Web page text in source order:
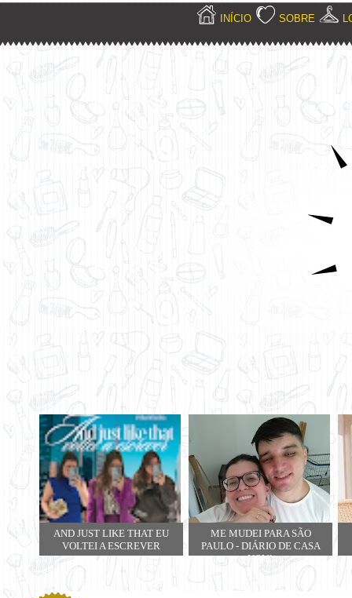
INÍCIO SOBRE
AND JUST LIKE THAT EU
VOLTEI A ESCREVER
ME MUDEI PARA SÃO
PAULO - DIÁRIO DE CASA
NOVA